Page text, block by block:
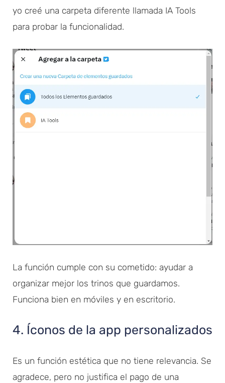
yo creé una carpeta diferente llamada IA Tools
para probar la funcionalidad.
La función cumple con su cometido: ayudar a
organizar mejor los trinos que guardamos.
Funciona bien en móviles y en escritorio.
4. Íconos de la app personalizados
Es un función estética que no tiene relevancia. Se
agradece, pero no justifica el pago de una